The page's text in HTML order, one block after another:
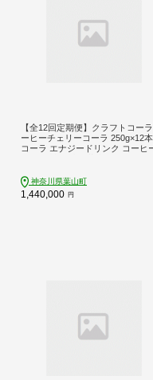
【全12回定期便】クラフトコー
ーヒーチェリーコーラ 250g×12
コーラ エナジードリンク コーヒ
葉山】 [ASBM015]
神奈川県葉山町
1,440,000 円